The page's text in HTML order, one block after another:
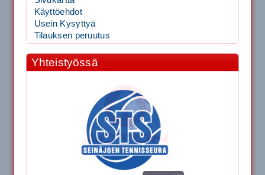
Käyttöehdot
Usein Kysyttyä
Tilauksen peruutus
Yhteistyössä